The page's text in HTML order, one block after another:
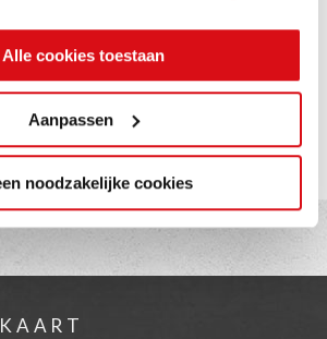
Alle cookies toestaan
Aanpassen
noodzakelijke cookies
TERUG NAAR
OVERZICHT